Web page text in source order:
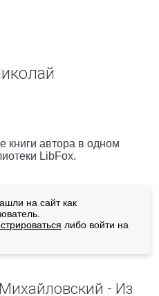
книги автора в одном
LibFox.
на сайт как
либо войти на
- Из